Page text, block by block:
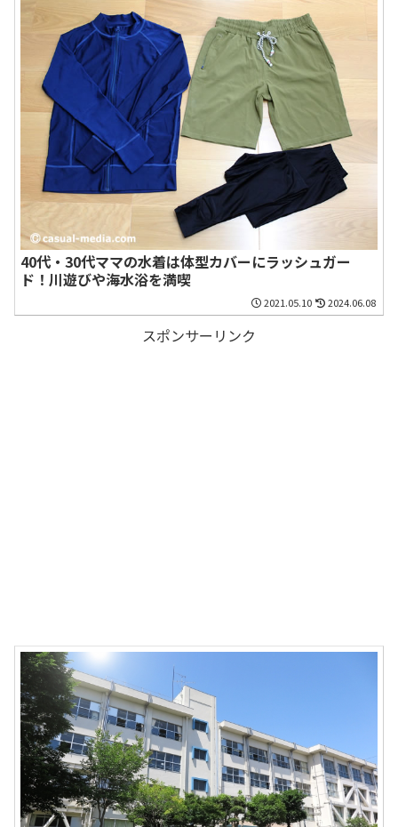
40代・30代ママの水着は体型カバーにラッシュガー
ド！川遊びや海水浴を満喫
2021.05.10 2024.06.08
スポンサーリンク